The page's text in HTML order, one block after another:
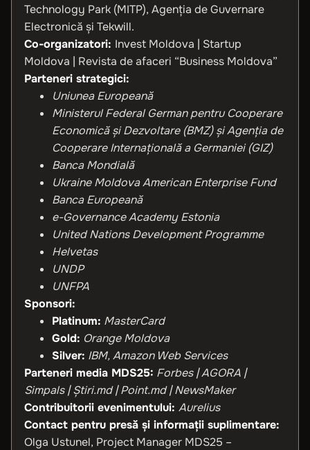
Technology Park (MITP), Agenția de Guvernare
Electronică și Tekwill.
Co-organizatori: Invest Moldova | Startup
Moldova | Revista de afaceri “Business Moldova”
Parteneri strategici:
Uniunea Europeană
Ministerul Federal German pentru Cooperare
Economică și Dezvoltare (BMZ) și Agenția de
Cooperare Internațională a Germaniei (GIZ)
Banca Mondială
Ukraine Moldova American Enterprise Fund
Banca Europeană
e-Governance Academy Estonia
United Nations Development Programme
Helvetas
UNDP
UNFPA
Sponsori:
Platinum: MasterCard
Gold: Orange Moldova
Silver: IBM, Amazon Web Services
Parteneri media MDS25: Forbes | AGORA |
Simpals | Știri.md | Point.md | NewsMaker
Contribuitorii evenimentului: Aurelius
Contact pentru presă și informații suplimentare:
Olga Ustunel, Project Manager MDS25 –